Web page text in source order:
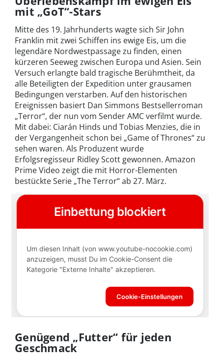
mit „GoT“-Stars
Mitte des 19. Jahrhunderts wagte sich Sir John
Franklin mit zwei Schiffen ins ewige Eis, um die
legendäre Nordwestpassage zu finden, einen
kürzeren Seeweg zwischen Europa und Asien. Sein
Versuch erlangte bald tragische Berühmtheit, da
alle Beteiligten der Expedition unter grausamen
Bedingungen verstarben. Auf den historischen
Ereignissen basiert Dan Simmons Bestsellerroman
„Terror“, der nun vom Sender AMC verfilmt wurde.
Mit dabei: Ciarán Hinds und Tobias Menzies, die in
der Vergangenheit schon bei „Game of Thrones“ zu
sehen waren. Als Produzent wurde
Erfolgsregisseur Ridley Scott gewonnen. Amazon
Prime Video zeigt die mit Horror-Elementen
bestückte Serie „The Terror“ ab 27. März.
Genügend „Futter“ für jeden
Geschmack